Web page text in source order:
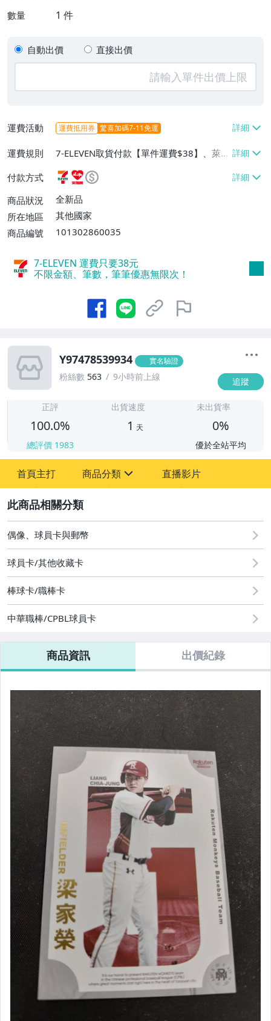
數量 1 件
自動出價 直接出價
運費活動 運費抵用券 驚喜加碼7-11免運
運費規則
7-ELEVEN取貨付款【單件運費$38】、萊爾
富取貨付款【單件運費$60】、郵局掛號
【單件運費$50、滿100件或消費滿$10000
免運費】
付款方式
商品狀況
全新品
所在地區
其他國家
商品編號
101302860035
7-ELEVEN 運費只要38元
不限金額、筆數，筆筆優惠無限次！
Y97478539934 實名驗證
粉絲數 563 9小時前上線 追蹤
正評
100.0%
總評價 1983
出貨速度
1 天
未出貨率
0%
優於全站平均
首頁主打 商品分類
偶像、球員卡與郵幣
直播影片
偶像、球員卡與郵幣
球員卡/其他收藏卡
棒球卡/職棒卡
中華職棒/CPBL球員卡
商品資訊 出價紀錄